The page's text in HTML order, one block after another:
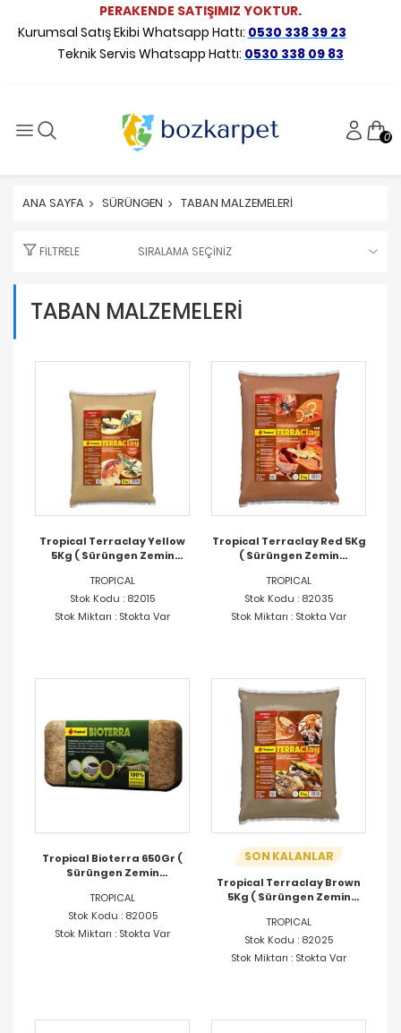
PERAKENDE SATIŞIMIZ YOKTUR.
Kurumsal Satış Ekibi Whatsapp Hattı: 0530 338 39 23
Teknik Servis Whatsapp Hattı: 0530 338 09 83
0
ANA SAYFA SÜRÜNGEN TABAN MALZEMELERİ
FILTRELE
TABAN MALZEMELERİ
Tropical Terraclay Yellow
5Kg ( Sürüngen Zemin
TROPICAL
Stok Kodu : 82015
Stok Miktarı : Stokta Var
Tropical Terraclay Red 5Kg
( Sürüngen Zemin
TROPICAL
Stok Kodu : 82035
Stok Miktarı : Stokta Var
Tropical Bioterra 650Gr (
Sürüngen Zemin
TROPICAL
Stok Kodu : 82005
Stok Miktarı : Stokta Var
SON KALANLAR
Tropical Terraclay Brown
5Kg ( Sürüngen Zemin
TROPICAL
Stok Kodu : 82025
Stok Miktarı : Stokta Var